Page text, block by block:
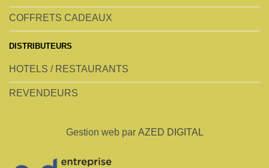
COFFRETS CADEAUX
DISTRIBUTEURS
HOTELS / RESTAURANTS
REVENDEURS
Gestion web par AZED DIGITAL